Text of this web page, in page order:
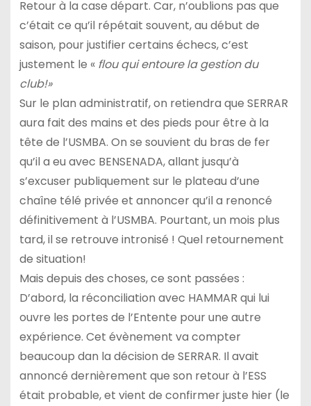
Retour à la case départ. Car, n’oublions pas que
c’était ce qu’il répétait souvent, au début de
saison, pour justifier certains échecs, c’est
justement le «flou qui entoure la gestion du
club!»
Sur le plan administratif, on retiendra que SERRAR
aura fait des mains et des pieds pour être à la
tête de l’USMBA. On se souvient du bras de fer
qu’il a eu avec BENSENADA, allant jusqu’à
s’excuser publiquement sur le plateau d’une
chaîne télé privée et annoncer qu’il a renoncé
définitivement à l’USMBA. Pourtant, un mois plus
tard, il se retrouve intronisé ! Quel retournement
de situation!
Mais depuis des choses, ce sont passées :
D’abord, la réconciliation avec HAMMAR qui lui
ouvre les portes de l’Entente pour une autre
expérience. Cet évènement va compter
beaucoup dan la décision de SERRAR. Il avait
annoncé dernièrement que son retour à l’ESS
était probable, et vient de confirmer juste hier (le